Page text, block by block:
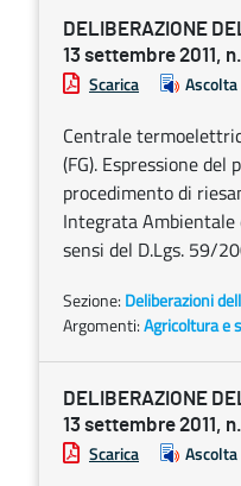
DELIBERAZIONE
13 settembre 2011,
Scarica Ascolta
Centrale
(FG). Espressione del
procedimento di
Integrata
sensi del D.Lgs. 59/
Sezione: Deliberazioni
Argomenti:Agricoltura e
DELIBERAZIONE
13 settembre 2011,
Scarica Ascolta